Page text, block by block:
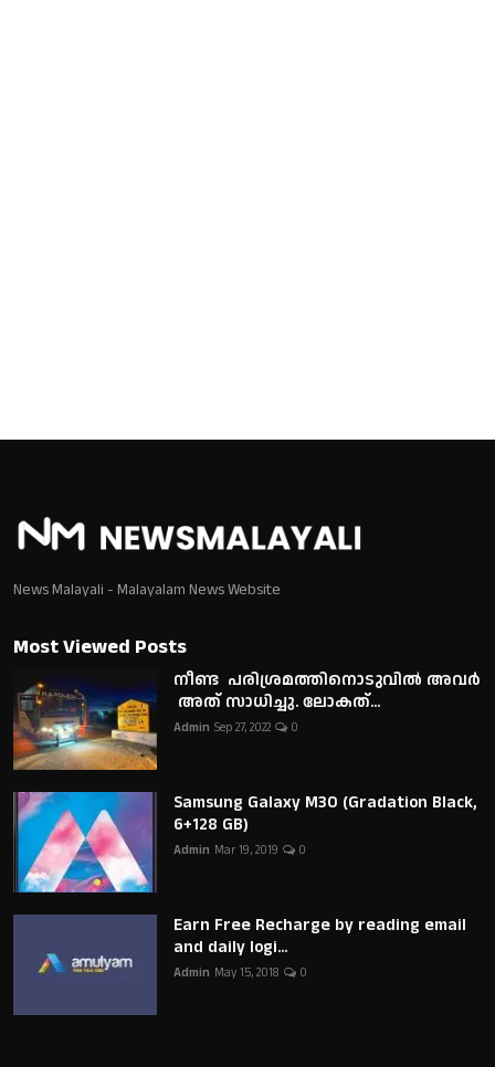
News Malayali - Malayalam News Website
Most Viewed Posts
നീണ്ട പരിശ്രമത്തിനൊടുവിൽ അവർ
അത് സാധിച്ചു. ലോകത്...
Admin Sep 27, 2022 0
Samsung Galaxy M30 (Gradation Black,
6+128 GB)
Admin Mar 19, 2019 0
Earn Free Recharge by reading email
and daily logi...
Admin May 15, 2018 0